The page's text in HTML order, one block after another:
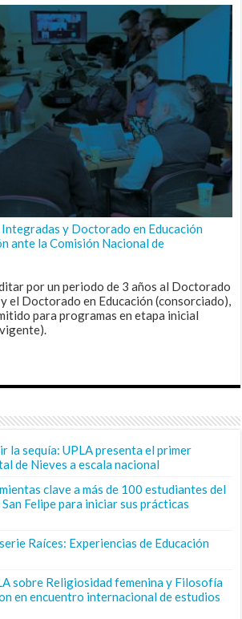
y Doctorado en Educación
ante la Comisión Nacional de
por un periodo de 3 años al Doctorado
el Doctorado en Educación (consorciado),
para programas en etapa inicial
la sequía: UPLA presenta el primer
de Nieves a escala nacional
clave a más de 100 estudiantes del
Felipe para iniciar sus prácticas
Raíces: Experiencias de Educación
sobre Religiosidad femenina y Filosofía
en encuentro internacional de estudios